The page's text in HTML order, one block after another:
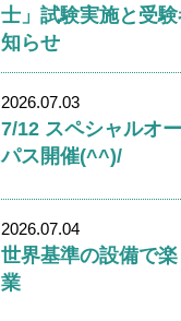
士」試験実施と受
知らせ
2026.07.03
7/12 スペシャルオ
パス開催(^^)/
2026.07.04
世界基準の設備で
業